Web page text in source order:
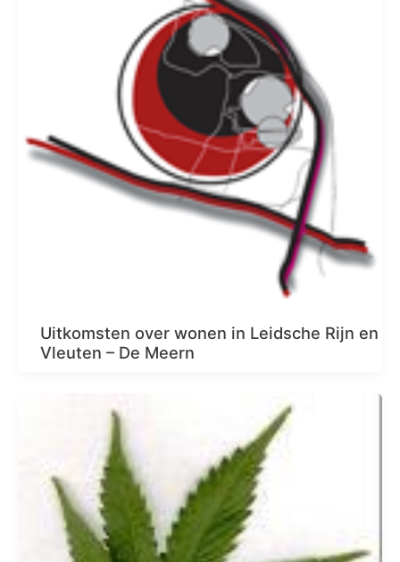
Uitkomsten over wonen in Leidsche Rijn en
Vleuten – De Meern